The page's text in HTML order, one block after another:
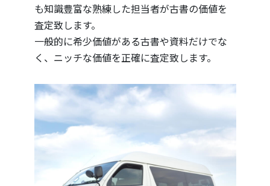
も知識豊富な熟練した担当者が古書の価値を
査定致します。
一般的に希少価値がある古書や資料だけでな
く、ニッチな価値を正確に査定致します。